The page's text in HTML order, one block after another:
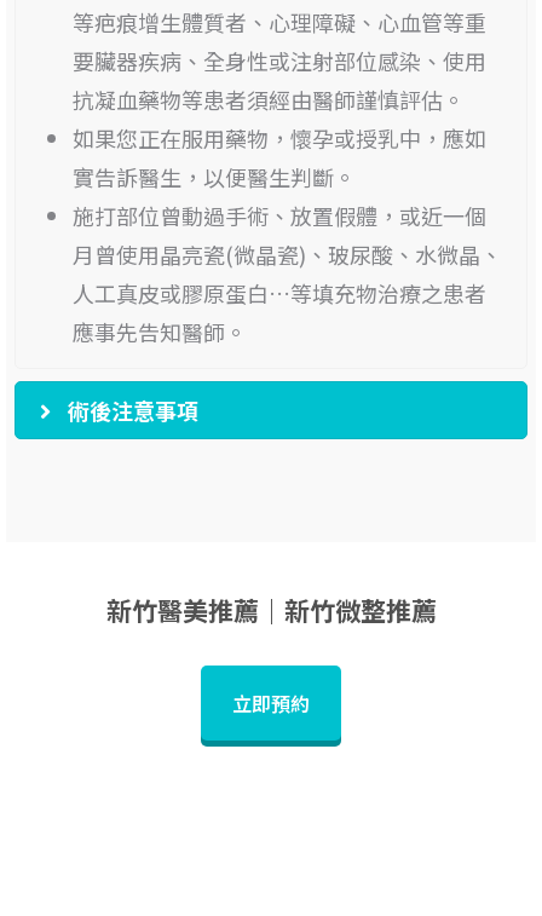
等疤痕增生體質者、心理障礙、心血管等重
要臟器疾病、全身性或注射部位感染、使用
抗凝血藥物等患者須經由醫師謹慎評估。
如果您正在服用藥物，懷孕或授乳中，應如
實告訴醫生，以便醫生判斷。
施打部位曾動過手術、放置假體，或近一個
月曾使用晶亮瓷(微晶瓷)、玻尿酸、水微晶、
人工真皮或膠原蛋白…等填充物治療之患者
應事先告知醫師。
術後注意事項
新竹醫美推薦｜新竹微整推薦
立即預約